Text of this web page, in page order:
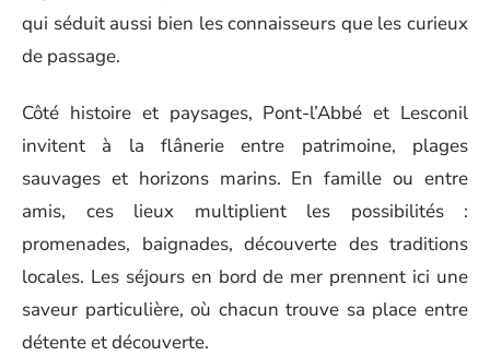
qui séduit aussi bien les connaisseurs que les curieux
de passage.
Côté histoire et paysages, Pont-l’Abbé et Lesconil
invitent à la flânerie entre patrimoine, plages
sauvages et horizons marins. En famille ou entre
amis, ces lieux multiplient les possibilités :
promenades, baignades, découverte des traditions
locales. Les séjours en bord de mer prennent ici une
saveur particulière, où chacun trouve sa place entre
détente et découverte.